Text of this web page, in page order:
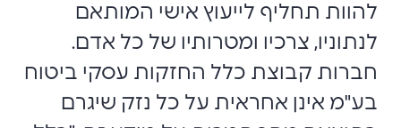
להוות תחליף לייעוץ אישי המותאם
לנתוניו, צרכיו ומטרותיו של כל אדם.
חברות קבוצת כלל החזקות עסקי ביטוח
בע"מ אינן אחראית על כל נזק שיגרם